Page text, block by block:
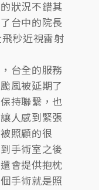
狀況不錯其
台中的院長
秒近視雷射
台全的服務
風被延期了
持聯繫，也
人感到緊張
照顧的很
手術室之後
會提供抱枕
手術就是照